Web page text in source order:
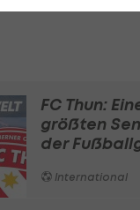
FC Thun:
größten
der
International